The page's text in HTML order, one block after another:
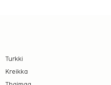
aikoina).
maksut.
peritään
Turkki
Kreikka